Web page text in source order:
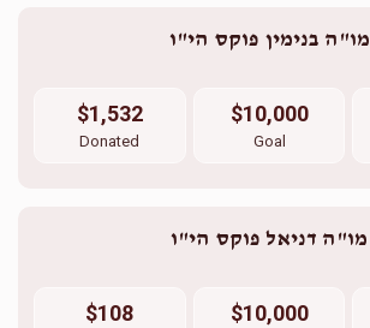
מו"ה בנימין פוקס הי"ו
$1,532
Donated
$10,000
Goal
מו"ה דניאל פוקס הי"ו
$108 $10,000